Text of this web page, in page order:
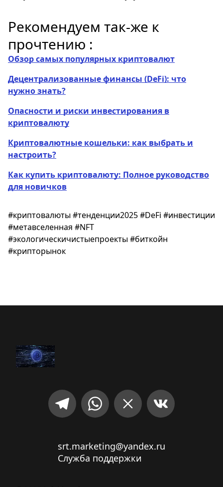
Рекомендуем так-же к
прочтению :
Обзор самых популярных криптовалют
Децентрализованные финансы (DeFi): что
нужно знать?
Опасности и риски инвестирования в
криптовалюту
Криптовалютные кошельки: как выбрать и
настроить?
Как купить криптовалюту: Полное руководство
для новичков
#криптовалюты #тенденции2025 #DeFi #инвестиции
#метавселенная #NFT
#экологическичистыепроекты #биткойн
#крипторынок
srt.marketing@yandex.ru
Служба поддержки